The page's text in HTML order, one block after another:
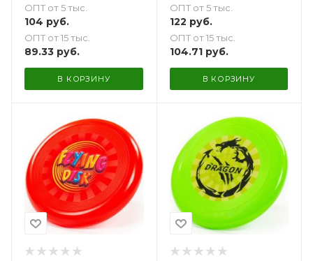
ОПТ от 5 тыс.
104 руб.
ОПТ от 15 тыс.
89.33 руб.
В КОРЗИНУ
ОПТ от 5 тыс.
122 руб.
ОПТ от 15 тыс.
104.71руб.
В КОРЗИНУ